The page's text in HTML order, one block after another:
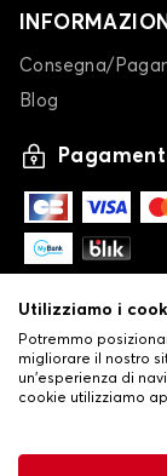
Consegna/
Blog
Condizioni
Utilizziamo i
Potremmo
migliorare il nostro
un'esperienza di
cookie utilizziamo